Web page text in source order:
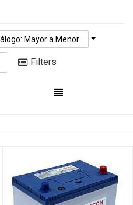
Mayor a Menor
Filters